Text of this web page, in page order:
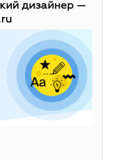
дизайнер —